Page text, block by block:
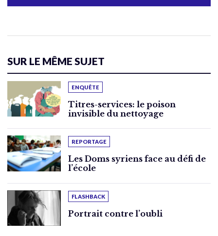
SUR LE MÊME SUJET
ENQUÊTE
Titres-services: le poison
invisible du nettoyage
REPORTAGE
Les Doms syriens face au défi de
l’école
FLASHBACK
Portrait contre l’oubli